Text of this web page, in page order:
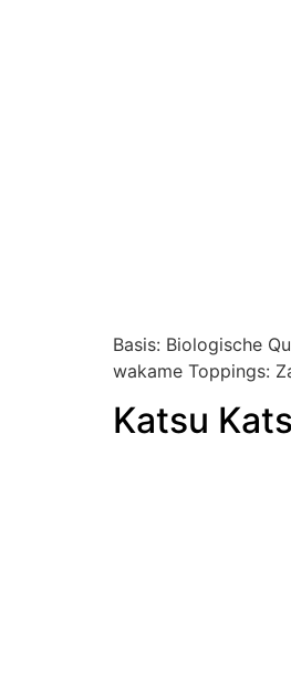
Basis: Biologische
wakame Toppings:
Katsu